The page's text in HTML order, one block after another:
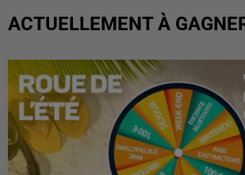
ACTUELLEMENT À